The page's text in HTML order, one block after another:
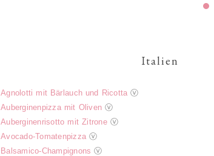
Italien
Agnolotti mit Bärlauch und Ricotta ⓥ
Auberginenpizza mit Oliven ⓥ
Auberginenrisotto mit Zitrone ⓥ
Avocado-Tomatenpizza ⓥ
Balsamico-Champignons ⓥ